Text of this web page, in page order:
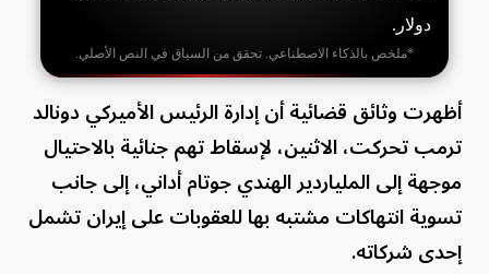
دولار.
*ملخص بالذكاء الاصطناعي. تحقق من السياق في النص الأصلي.
أظهرت وثائق قضائية أن إدارة الرئيس الأميركي دونالد
ترمب تحركت، الاثنين، لإسقاط تهم جنائية بالاحتيال
موجهة إلى الملياردير الهندي جوتام أداني، إلى جانب
تسوية انتهاكات مشتبه بها للعقوبات على إيران تشمل
إحدى شركاته.